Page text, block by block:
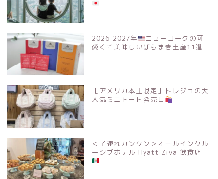
2026-2027年
ニューヨークの可
愛くて美味しいばらまき土産11選
［アメリカ本土限定］トレジョの大
人気ミニトート発売日
＜子連れカンクン＞オールインクル
ーシブホテル Hyatt Ziva 飲食店